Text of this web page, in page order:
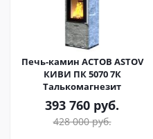
Печь-камин АСТОВ ASTOV
КИВИ ПК 5070 7К
Талькомагнезит
393 760 руб.
428 000руб.